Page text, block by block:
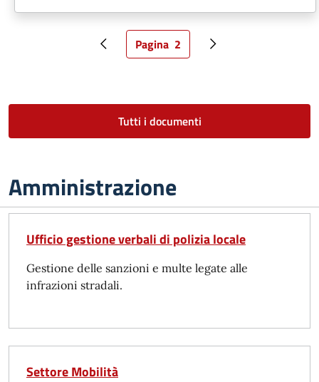
Pagina precedente
Pagina attuale
Pagina 2 Pagina successiva
Tutti i documenti
Amministrazione
Ufficio gestione verbali di polizia locale
Gestione delle sanzioni e multe legate alle
infrazioni stradali.
Settore Mobilità